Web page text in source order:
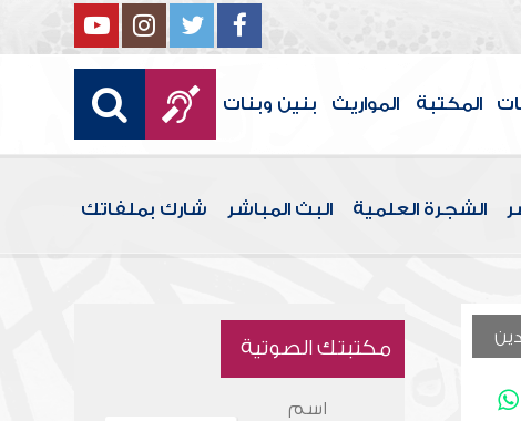
المكتبة المواريث بنين وبنات
الشجرة العلمية البث المباشر شارك بملفاتك
مكتبتك الصوتية
اسم